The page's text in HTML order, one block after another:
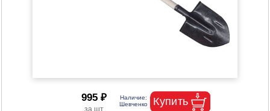
995 ₽